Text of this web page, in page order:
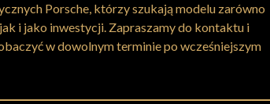
Porsche, którzy szukają modelu zarówno
i jako inwestycji. Zapraszamy do kontaktu i
w dowolnym terminie po wcześniejszym